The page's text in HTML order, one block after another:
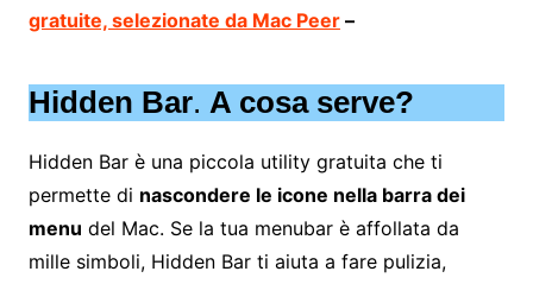
gratuite, selezionate da Mac Peer–
Hidden Bar. A cosa serve?
Hidden Bar è una piccola utility gratuita che ti
permette di nascondere le icone nella barra dei
menu del Mac. Se la tua menubar è affollata da
mille simboli, Hidden Bar ti aiuta a fare pulizia,